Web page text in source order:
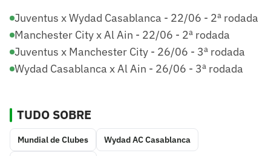
Juventus x Wydad Casablanca - 22/06 - 2ª rodada
Manchester City x Al Ain - 22/06 - 2ª rodada
Juventus x Manchester City - 26/06 - 3ª rodada
Wydad Casablanca x Al Ain - 26/06 - 3ª rodada
TUDO SOBRE
Mundial de Clubes Wydad AC Casablanca